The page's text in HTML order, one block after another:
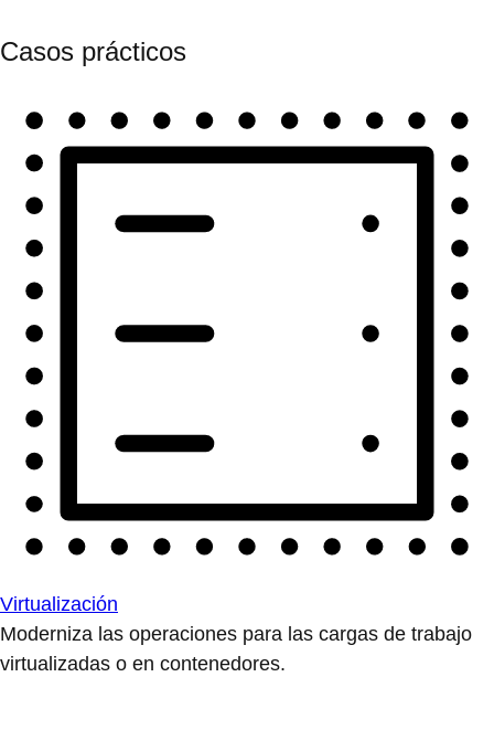
Casos prácticos
Virtualización
Moderniza las operaciones para las cargas de trabajo
virtualizadas o en contenedores.